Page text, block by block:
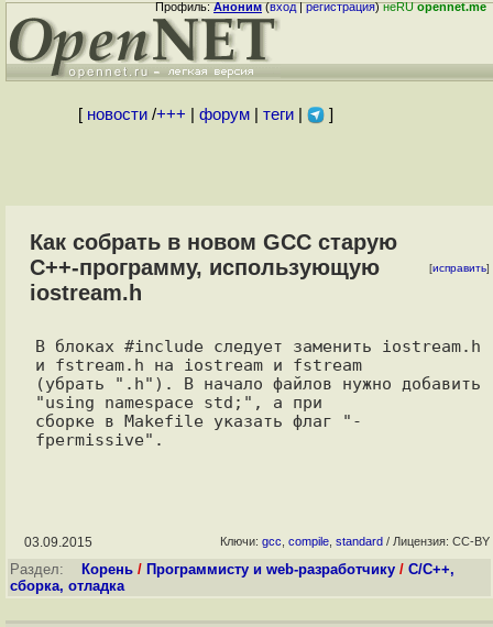
Профиль:Аноним(вход|регистрация)неRUopennet.me
[ новости/+++ форум| теги| ]
Как собрать в новом GCC старую
C++-программу, использующую
iostream.h
[исправить]
В блоках #include следует заменить iostream.h
и fstream.h на iostream и fstream
(убрать ".h"). В начало файлов нужно добавить
"using namespace std;", а при
сборке в Makefile указать флаг "-
03.09.2015 Ключи: gcc compile standard / Лицензия: CC-BY
Раздел: Корень / Программисту и web-разработчику / C/C++,
сборка, отладка